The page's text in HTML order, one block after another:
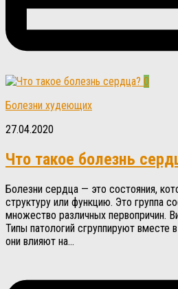
0
Болезни худеющих
27.04.2020
Что такое болезнь
Болезни сердца — это состояния,
структуру или функцию. Это группа
множество различных первопричин.
Типы патологий сгруппируют вместе
они влияют на...